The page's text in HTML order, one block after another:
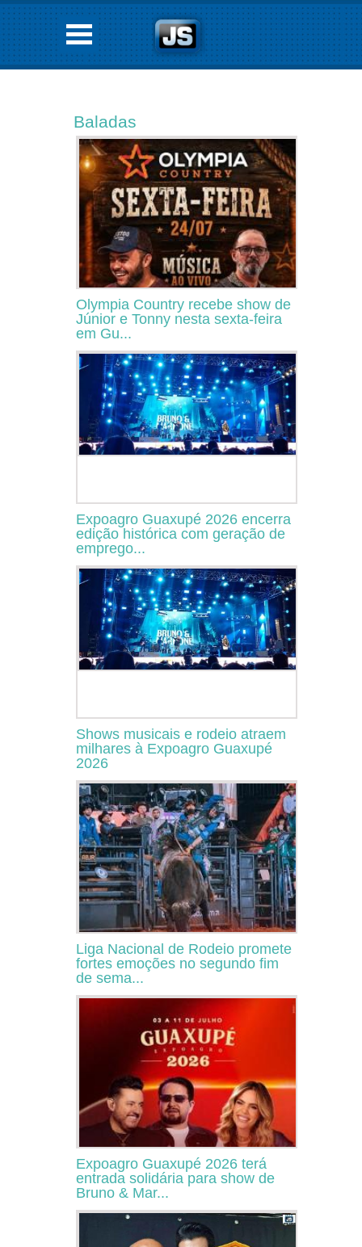
Baladas
Olympia Country recebe show de
Júnior e Tonny nesta sexta-feira
em Gu...
Expoagro Guaxupé 2026 encerra
edição histórica com geração de
emprego...
Shows musicais e rodeio atraem
milhares à Expoagro Guaxupé
2026
Liga Nacional de Rodeio promete
fortes emoções no segundo fim
de sema...
Expoagro Guaxupé 2026 terá
entrada solidária para show de
Bruno & Mar...